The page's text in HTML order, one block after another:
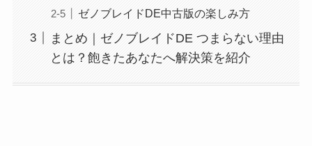
ゼノブレイドDE中古版の楽しみ方
まとめ｜ゼノブレイドDE つまらない理由
とは？飽きたあなたへ解決策を紹介